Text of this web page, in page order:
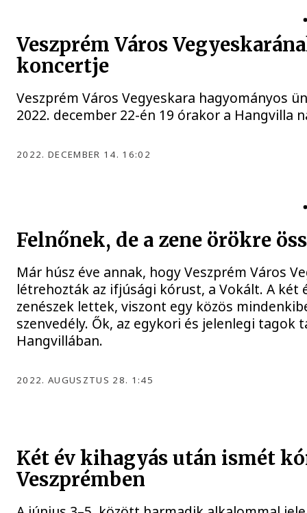
Veszprém Város
koncertje
Veszprém Város Vegyeskara hagyományos
2022. december 22-én 19 órakor a Hangvilla
2022. DECEMBER 14. 16:02
Felnőnek, de a zene örökre
Már húsz éve annak, hogy Veszprém Város
létrehozták az ifjúsági kórust, a Vokált. A
zenészek lettek, viszont egy közös
szenvedély. Ők, az egykori és jelenlegi
Hangvillában.
2022. AUGUSZTUS 28. 1:45
Két év kihagyás után ismét
Veszprémben